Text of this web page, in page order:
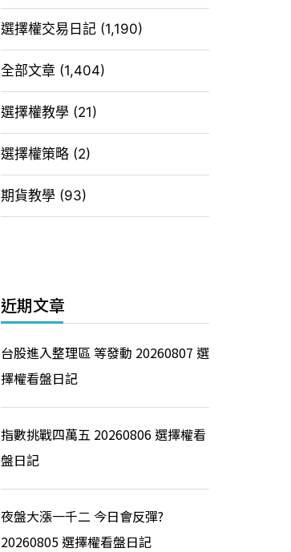
選擇權交易日記 (1,190)
全部文章 (1,404)
選擇權教學 (21)
選擇權策略 (2)
期貨教學 (93)
近期文章
台股進入整理區 等發動 20260807 選
擇權看盤日記
指數挑戰四萬五 20260806 選擇權看
盤日記
夜盤大漲一千二 今日會反彈?
20260805 選擇權看盤日記